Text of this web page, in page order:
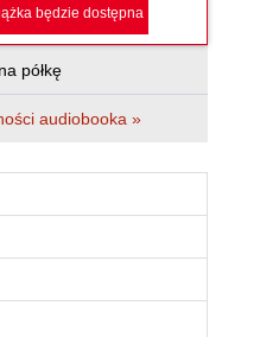
będzie dostępna
półkę
audiobooka »